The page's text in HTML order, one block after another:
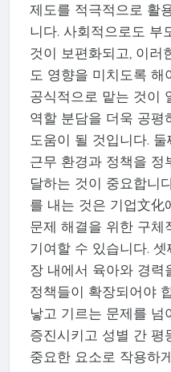
제도를 적극적으로 활
니다. 사회적으로도 부
것이 보편화되고, 이러
도 영향을 미치도록 해
공식적으로 맡는 것이
역할 분담을 더욱 공평
도움이 될 것입니다.
근무 환경과 정책을 정
달하는 것이 중요합니
를 내는 것은 기업文化
문제 해결을 위한 구체
기여할 수 있습니다.
장 내에서 육아와 경력
정책들이 확장되어야
낳고 기르는 문제를 넘
증진시키고 성별 간 평
중요한 요소로 작용하